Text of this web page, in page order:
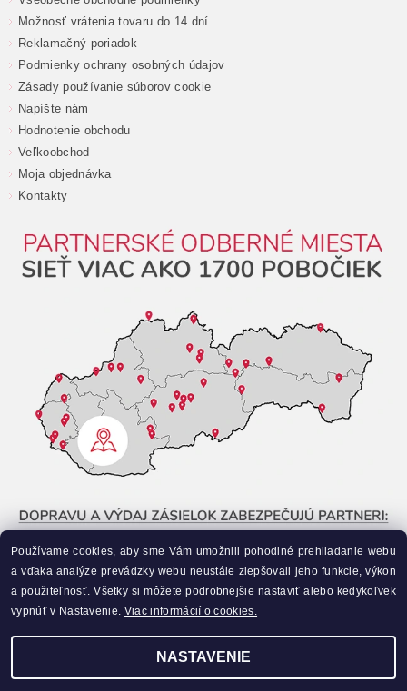
Možnosť vrátenia tovaru do 14 dní
Reklamačný poriadok
Podmienky ochrany osobných údajov
Zásady používanie súborov cookie
Napíšte nám
Hodnotenie obchodu
Veľkoobchod
Moja objednávka
Kontakty
Používame cookies, aby sme Vám umožnili pohodlné prehliadanie webu
a vďaka analýze prevádzky webu neustále zlepšovali jeho funkcie, výkon
a použiteľnosť. Všetky si môžete podrobnejšie nastaviť alebo kedykoľvek
vypnúť v Nastavenie. Viac informácií o cookies.
NASTAVENIE